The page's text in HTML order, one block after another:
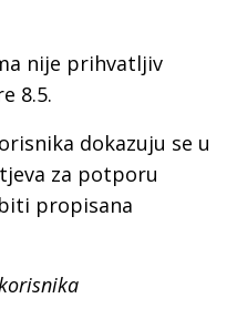
nije prihvatljiv
8.5.
dokazuju se u
za potporu
propisana